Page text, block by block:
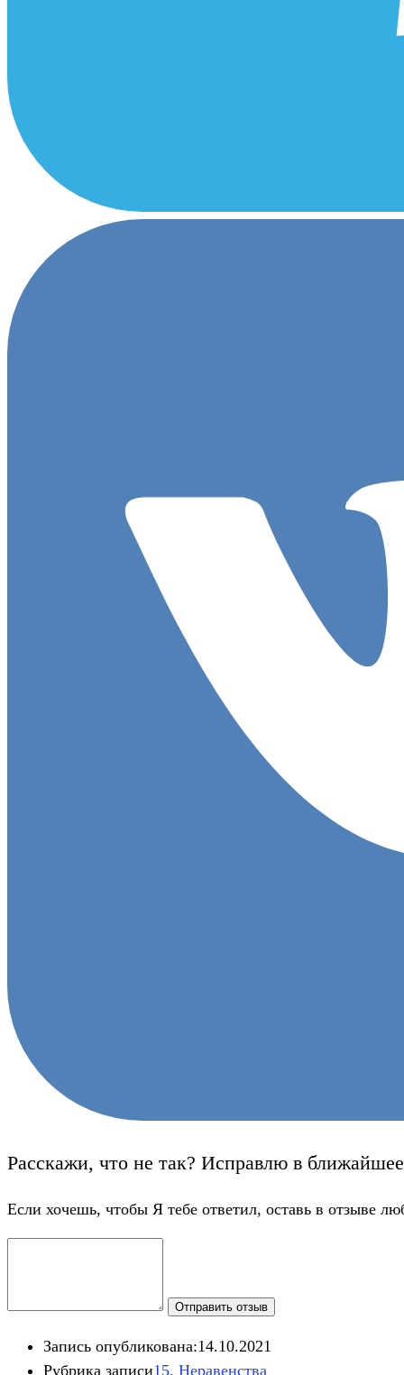
Расскажи, что не так? Исправлю в
Если хочешь, чтобы Я тебе ответил, оставь в отзыве
Отправить отзыв
Запись опубликована:14.10.2021
Рубрика записи15. Неравенства